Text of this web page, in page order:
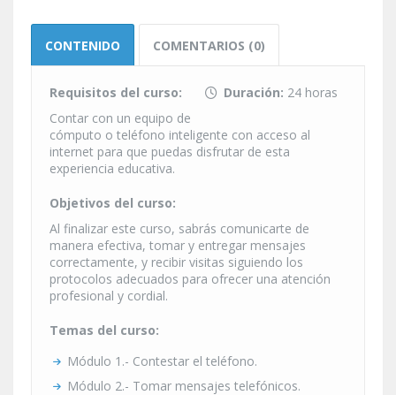
CONTENIDO COMENTARIOS (0)
Duración: 24 horas
Requisitos del curso:
Contar con un equipo de
cómputo o teléfono inteligente con acceso al
internet para que puedas disfrutar de esta
experiencia educativa.
Objetivos del curso:
Al finalizar este curso, sabrás comunicarte de
manera efectiva, tomar y entregar mensajes
correctamente, y recibir visitas siguiendo los
protocolos adecuados para ofrecer una atención
profesional y cordial.
Temas del curso:
Módulo 1.- Contestar el teléfono.
Módulo 2.- Tomar mensajes telefónicos.